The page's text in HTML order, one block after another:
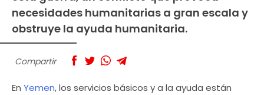
necesidades humanitarias a gran escala y
obstruye la ayuda humanitaria.
Compartir
En Yemen, los servicios básicos y a la ayuda están